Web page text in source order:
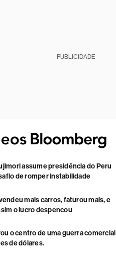
PUBLICIDADE
assume presidência do Peru
de romper instabilidade
mais carros, faturou mais, e
o lucro despencou
o centro de uma guerra comercial
de dólares.